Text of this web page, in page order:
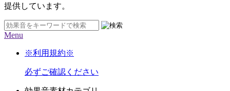
提供しています。
Menu
※利用規約※
必ずご確認ください